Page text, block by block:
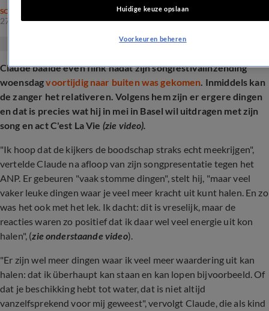
SONGFESTIVAL
27 feb 2025, 18:33
Claude baalde even flink nadat zijn songfestivalinzending
woensdagvoortijdig naar buiten was gekomen. Inmiddels kan
de zanger het relativeren. Volgens hem zijn er ergere dingen
en dat is precies wat hij in mei in Basel wil uitdragen met zijn
song en act C'est La Vie (zie video).
"Ik hoop dat de kijkers de boodschap straks echt meekrijgen",
vertelde Claude na afloop van zijn songpresentatie tegen het
ANP. Er gebeuren "vaak stomme dingen", stelt hij, "maar veel
vaker leuke dingen waar je veel meer kracht uit kunt halen. En zo
was het ook met het lek. Ik dacht: dit is vreselijk, maar de
reacties waren zo positief dat ik daar wel veel energie uit kon
halen", (zie onderstaande video).
"Er zijn wel meer dingen waar ik veel meer waardering uit kan
halen: dat ik überhaupt kan staan en kan lopen bijvoorbeeld. Of
dat je beschikking hebt tot water, dat is niet altijd
vanzelfsprekend voor mij geweest", vervolgt Claude, die als kind
Huidige keuze opslaan
Voorkeuren beheren